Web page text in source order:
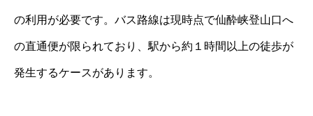
の利用が必要です。バス路線は現時点で仙酔峡登山口へ
の直通便が限られており、駅から約１時間以上の徒歩が
発生するケースがあります。